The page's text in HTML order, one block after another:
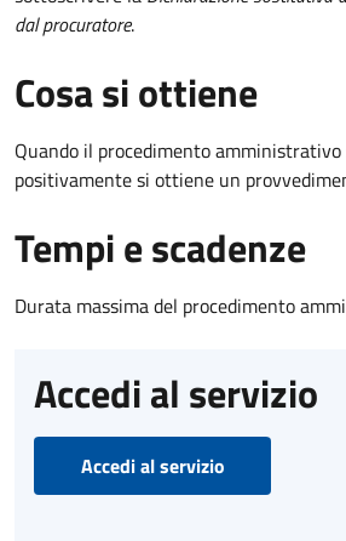
dal procuratore.
Cosa si ottiene
Quando il procedimento amministrativo
positivamente si ottiene un
Tempi e scadenze
Durata massima del procedimento
Accedi al servizio
Accedi al servizio